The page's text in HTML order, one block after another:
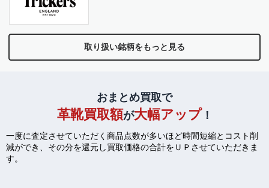
取り扱い銘柄をもっと見る
おまとめ買取で
革靴買取額が大幅アップ！
一度に査定させていただく商品点数が多いほど時間短縮とコスト削
減ができ、 その分を還元し買取価格の合計をＵＰさせていただきま
す。